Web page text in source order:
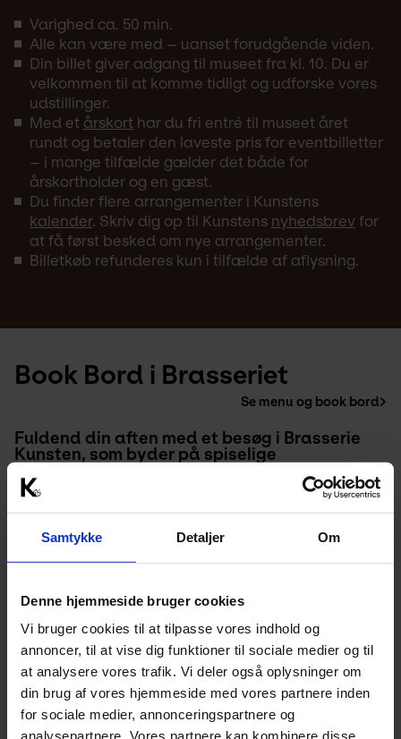
Samtykke Detaljer Om
Denne hjemmeside bruger cookies
Vi bruger cookies til at tilpasse vores indhold og
annoncer, til at vise dig funktioner til sociale medier og til
at analysere vores trafik. Vi deler også oplysninger om
din brug af vores hjemmeside med vores partnere inden
for sociale medier, annonceringspartnere og
analysepartnere. Vores partnere kan kombinere disse
Varighed ca. 50 min.
Alle kan være med – uanset forudgående viden.
Din billet giver adgang til museet fra kl. 10. Du er
velkommen til at komme tidligt og udforske vores
udstillinger.
Med et årskort har du fri entré til museet året
rundt og betaler den laveste pris for eventbilletter
– i mange tilfælde gælder det både for
årskortholder og en gæst.
Du finder flere arrangementer i Kunstens
kalender. Skriv dig op til Kunstens nyhedsbrev for
at få først besked om nye arrangementer.
Billetkøb refunderes kun i tilfælde af aflysning.
Book Bord i Brasseriet
Se menu og book bord
Fuldend din aften med et besøg i Brasserie
Kunsten, som byder på spiselige